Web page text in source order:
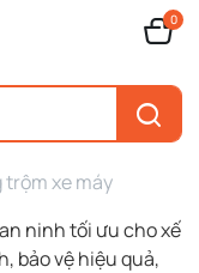
0
xe máy
ninh tối ưu cho xế
bảo vệ hiệu quả,